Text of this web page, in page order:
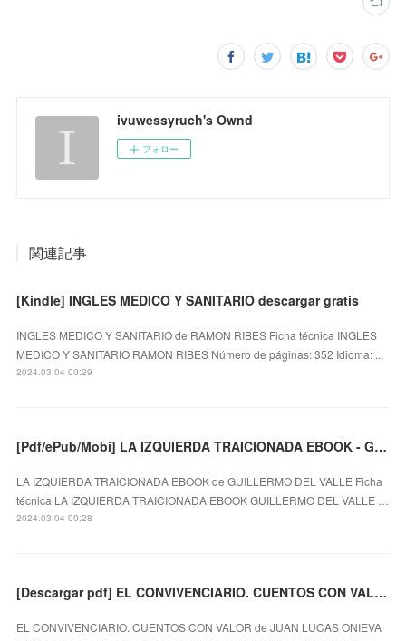
ivuwessyruch's Ownd
フォロー
関連記事
[Kindle] INGLES MEDICO Y SANITARIO descargar gratis
INGLES MEDICO Y SANITARIO de RAMON RIBES Ficha técnica INGLES
MEDICO Y SANITARIO RAMON RIBES Número de páginas: 352 Idioma: ...
2024.03.04 00:29
[Pdf/ePub/Mobi] LA IZQUIERDA TRAICIONADA EBOOK - GUILLERMO DEL VALLE descargar ebook gratis
LA IZQUIERDA TRAICIONADA EBOOK de GUILLERMO DEL VALLE Ficha
técnica LA IZQUIERDA TRAICIONADA EBOOK GUILLERMO DEL VALLE …
2024.03.04 00:28
[Descargar pdf] EL CONVIVENCIARIO. CUENTOS CON VALOR
EL CONVIVENCIARIO. CUENTOS CON VALOR de JUAN LUCAS ONIEVA